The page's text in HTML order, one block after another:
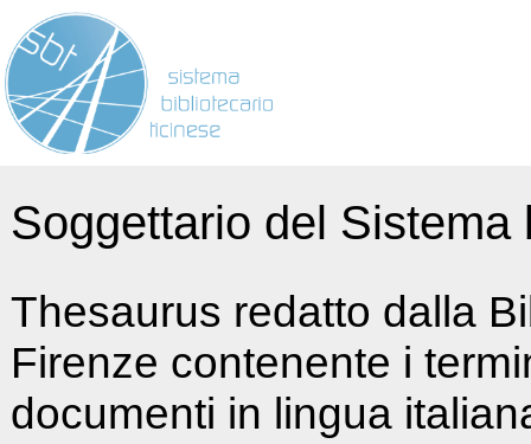
Soggettario del
Thesaurus redatto dalla
Firenze contenente i
documenti in lingua